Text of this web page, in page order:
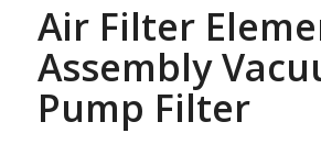
Air Filter
Assembly
Pump Filter